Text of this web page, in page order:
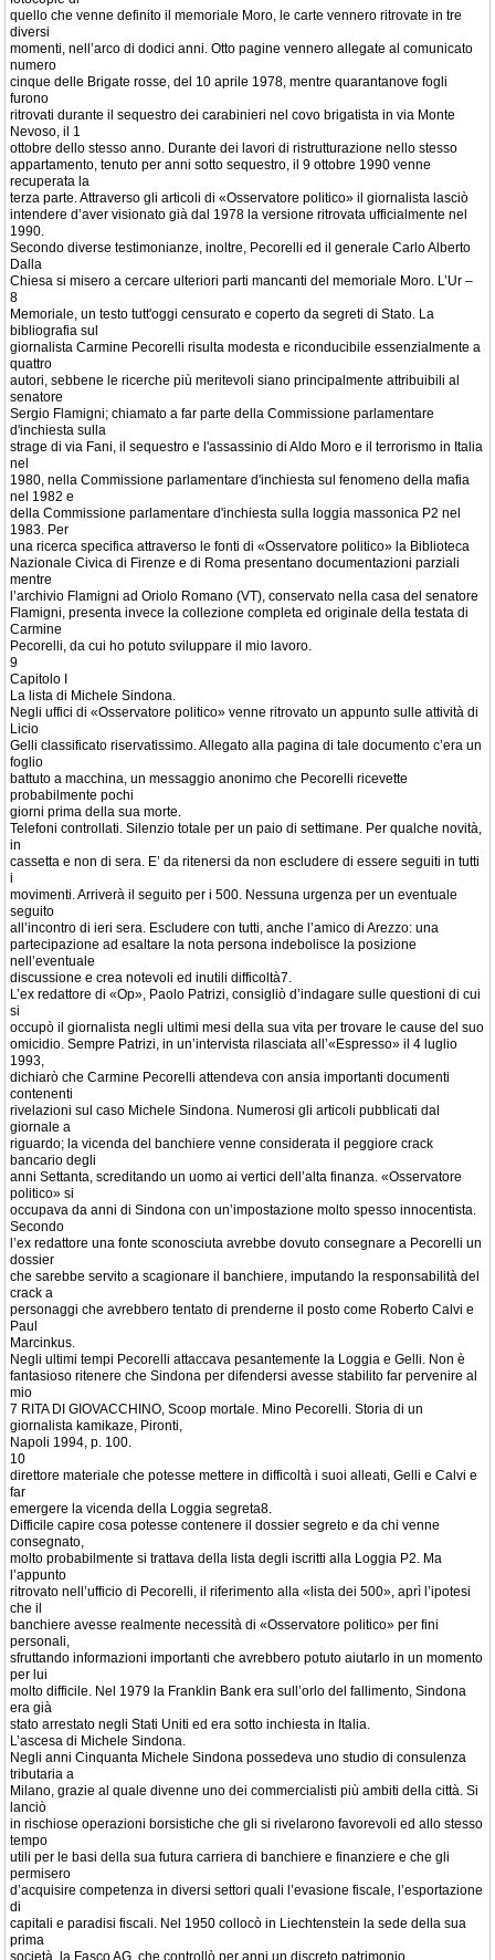
quello che venne definito il memoriale Moro, le carte vennero ritrovate in tre
diversi
momenti, nell’arco di dodici anni. Otto pagine vennero allegate al comunicato
numero
cinque delle Brigate rosse, del 10 aprile 1978, mentre quarantanove fogli
furono
ritrovati durante il sequestro dei carabinieri nel covo brigatista in via Monte
Nevoso, il 1
ottobre dello stesso anno. Durante dei lavori di ristrutturazione nello stesso
appartamento, tenuto per anni sotto sequestro, il 9 ottobre 1990 venne
recuperata la
terza parte. Attraverso gli articoli di «Osservatore politico» il giornalista lasciò
intendere d’aver visionato già dal 1978 la versione ritrovata ufficialmente nel
1990.
Secondo diverse testimonianze, inoltre, Pecorelli ed il generale Carlo Alberto
Dalla
Chiesa si misero a cercare ulteriori parti mancanti del memoriale Moro. L’Ur –
8
Memoriale, un testo tutt'oggi censurato e coperto da segreti di Stato. La
bibliografia sul
giornalista Carmine Pecorelli risulta modesta e riconducibile essenzialmente a
quattro
autori, sebbene le ricerche più meritevoli siano principalmente attribuibili al
senatore
Sergio Flamigni; chiamato a far parte della Commissione parlamentare
d'inchiesta sulla
strage di via Fani, il sequestro e l'assassinio di Aldo Moro e il terrorismo in Italia
nel
1980, nella Commissione parlamentare d'inchiesta sul fenomeno della mafia
nel 1982 e
della Commissione parlamentare d'inchiesta sulla loggia massonica P2 nel
1983. Per
una ricerca specifica attraverso le fonti di «Osservatore politico» la Biblioteca
Nazionale Civica di Firenze e di Roma presentano documentazioni parziali
mentre
l’archivio Flamigni ad Oriolo Romano (VT), conservato nella casa del senatore
Flamigni, presenta invece la collezione completa ed originale della testata di
Carmine
Pecorelli, da cui ho potuto sviluppare il mio lavoro.
9
Capitolo I
La lista di Michele Sindona.
Negli uffici di «Osservatore politico» venne ritrovato un appunto sulle attività di
Licio
Gelli classificato riservatissimo. Allegato alla pagina di tale documento c’era un
foglio
battuto a macchina, un messaggio anonimo che Pecorelli ricevette
probabilmente pochi
giorni prima della sua morte.
Telefoni controllati. Silenzio totale per un paio di settimane. Per qualche novità,
in
cassetta e non di sera. E’ da ritenersi da non escludere di essere seguiti in tutti
i
movimenti. Arriverà il seguito per i 500. Nessuna urgenza per un eventuale
seguito
all’incontro di ieri sera. Escludere con tutti, anche l’amico di Arezzo: una
partecipazione ad esaltare la nota persona indebolisce la posizione
nell’eventuale
discussione e crea notevoli ed inutili difficoltà7.
L’ex redattore di «Op», Paolo Patrizi, consigliò d’indagare sulle questioni di cui
si
occupò il giornalista negli ultimi mesi della sua vita per trovare le cause del suo
omicidio. Sempre Patrizi, in un’intervista rilasciata all’«Espresso» il 4 luglio
1993,
dichiarò che Carmine Pecorelli attendeva con ansia importanti documenti
contenenti
rivelazioni sul caso Michele Sindona. Numerosi gli articoli pubblicati dal
giornale a
riguardo; la vicenda del banchiere venne considerata il peggiore crack
bancario degli
anni Settanta, screditando un uomo ai vertici dell’alta finanza. «Osservatore
politico» si
occupava da anni di Sindona con un’impostazione molto spesso innocentista.
Secondo
l’ex redattore una fonte sconosciuta avrebbe dovuto consegnare a Pecorelli un
dossier
che sarebbe servito a scagionare il banchiere, imputando la responsabilità del
crack a
personaggi che avrebbero tentato di prenderne il posto come Roberto Calvi e
Paul
Marcinkus.
Negli ultimi tempi Pecorelli attaccava pesantemente la Loggia e Gelli. Non è
fantasioso ritenere che Sindona per difendersi avesse stabilito far pervenire al
mio
7 RITA DI GIOVACCHINO, Scoop mortale. Mino Pecorelli. Storia di un
giornalista kamikaze, Pironti,
Napoli 1994, p. 100.
10
direttore materiale che potesse mettere in difficoltà i suoi alleati, Gelli e Calvi e
far
emergere la vicenda della Loggia segreta8.
Difficile capire cosa potesse contenere il dossier segreto e da chi venne
consegnato,
molto probabilmente si trattava della lista degli iscritti alla Loggia P2. Ma
l’appunto
ritrovato nell’ufficio di Pecorelli, il riferimento alla «lista dei 500», aprì l’ipotesi
che il
banchiere avesse realmente necessità di «Osservatore politico» per fini
personali,
sfruttando informazioni importanti che avrebbero potuto aiutarlo in un momento
per lui
molto difficile. Nel 1979 la Franklin Bank era sull’orlo del fallimento, Sindona
era già
stato arrestato negli Stati Uniti ed era sotto inchiesta in Italia.
L’ascesa di Michele Sindona.
Negli anni Cinquanta Michele Sindona possedeva uno studio di consulenza
tributaria a
Milano, grazie al quale divenne uno dei commercialisti più ambiti della città. Si
lanciò
in rischiose operazioni borsistiche che gli si rivelarono favorevoli ed allo stesso
tempo
utili per le basi della sua futura carriera di banchiere e finanziere e che gli
permisero
d’acquisire competenza in diversi settori quali l’evasione fiscale, l’esportazione
di
capitali e paradisi fiscali. Nel 1950 collocò in Liechtenstein la sede della sua
prima
società, la Fasco AG, che controllò per anni un discreto patrimonio